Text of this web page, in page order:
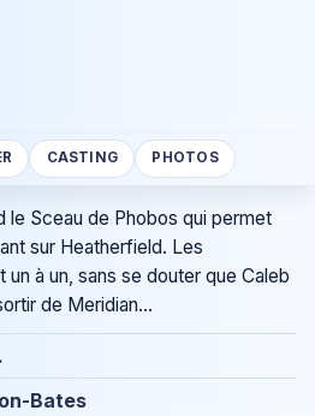
CASTING PHOTOS
le Sceau de Phobos qui permet
sur Heatherfield. Les
à un, sans se douter que Caleb
de Meridian...
Bates